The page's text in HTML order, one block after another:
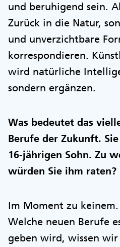
und beruhigend sein.
Zurück in die Natur,
und unverzichtbare
korrespondieren.
wird natürliche
sondern ergänzen.
Was bedeutet das
Berufe der Zukunft.
16-jährigen Sohn. Zu
würden Sie ihm raten?
Im Moment zu
Welche neuen Berufe
geben wird, wissen